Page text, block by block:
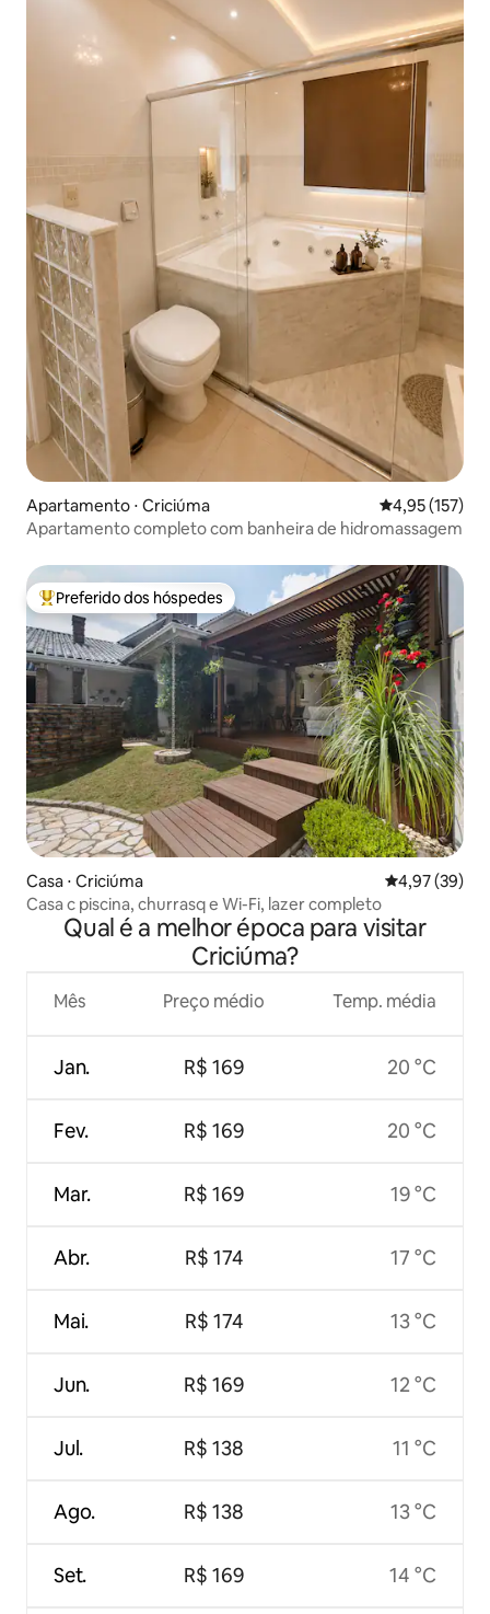
Apartamento ⋅ Criciúma 4,95 de uma
4,95 (157)
Apartamento completo com banheira de hidromassagem
Entre os melhores preferidos dos hóspedes
Preferido dos hóspedes
Casa ⋅ Criciúma 4,97 de uma
4,97 (39)
Casa c piscina, churrasq e Wi-Fi, lazer completo
Qual é a melhor época para visitar
Criciúma?
Mês
Jan.
Fev.
Mar.
Abr.
Mai.
Jun.
Jul.
Ago.
Set.
Preço médio
R$ 169
R$ 169
R$ 169
R$ 174
R$ 174
R$ 169
R$ 138
R$ 138
R$ 169
Temp. média
20 °C
20 °C
19 °C
17 °C
13 °C
12 °C
11 °C
13 °C
14 °C